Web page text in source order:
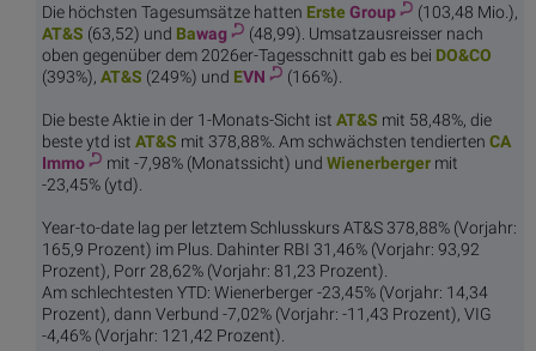
Die höchsten Tagesumsätze hatten Erste Group
(103,48 Mio.),
AT&S (63,52) und Bawag
(48,99). Umsatzausreisser nach
oben gegenüber dem 2026er-Tagesschnitt gab es bei DO&CO
(393%), AT&S (249%) und EVN (166%).
Die beste Aktie in der 1-Monats-Sicht ist AT&S mit 58,48%, die
beste ytd ist AT&S mit 378,88%. Am schwächsten tendierten CA
Immo
mit -7,98% (Monatssicht) und Wienerberger mit
-23,45% (ytd).
Year-to-date lag per letztem Schlusskurs AT&S 378,88% (Vorjahr:
165,9 Prozent) im Plus. Dahinter RBI 31,46% (Vorjahr: 93,92
Prozent), Porr 28,62% (Vorjahr: 81,23 Prozent).
Am schlechtesten YTD: Wienerberger -23,45% (Vorjahr: 14,34
Prozent), dann Verbund -7,02% (Vorjahr: -11,43 Prozent), VIG
-4,46% (Vorjahr: 121,42 Prozent).